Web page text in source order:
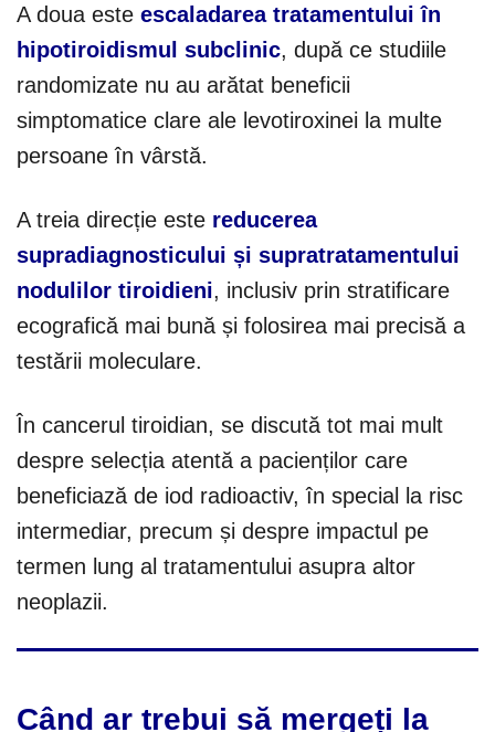
A doua este escaladarea tratamentului în
hipotiroidismul subclinic, după ce studiile
randomizate nu au arătat beneficii
simptomatice clare ale levotiroxinei la multe
persoane în vârstă.
A treia direcție este reducerea
supradiagnosticului și supratratamentului
nodulilor tiroidieni, inclusiv prin stratificare
ecografică mai bună și folosirea mai precisă a
testării moleculare.
În cancerul tiroidian, se discută tot mai mult
despre selecția atentă a pacienților care
beneficiază de iod radioactiv, în special la risc
intermediar, precum și despre impactul pe
termen lung al tratamentului asupra altor
neoplazii.
Când ar trebui să mergeți la